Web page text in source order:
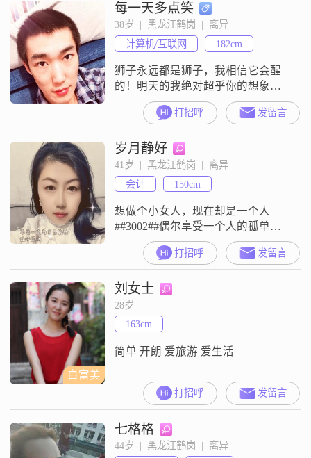
每一天多点笑
38岁  |  黑龙江鹤岗  |  离异
计算机/互联网
182cm
狮子永远都是狮子，我相信它会醒
的！明天的我绝对超乎你的想象！
20岁的天真30岁的年纪40岁的心态
50岁的经历也许真正经历以后才能
懂得那些豪情壮志才能明白世间百
态！
打招呼 发留言
岁月静好
41岁  |  黑龙江鹤岗  |  离异
会计
150cm
想做个小女人，现在却是一个人
##3002##偶尔享受一个人的孤单，
却也期待有个人陪伴，有个对的
打招呼 发留言
白富美
刘女士
28岁
163cm
简单 开朗 爱旅游 爱生活
打招呼 发留言
七格格
44岁  |  黑龙江鹤岗  |  离异